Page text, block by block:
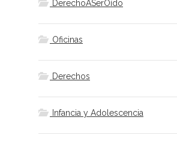
DerechoASerOído
Oficinas
Derechos
Infancia y Adolescencia